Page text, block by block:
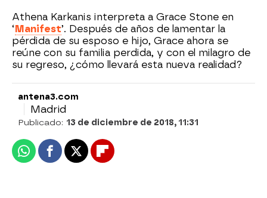
Athena Karkanis interpreta a Grace Stone en
‘Manifest’. Después de años de lamentar la
pérdida de su esposo e hijo, Grace ahora se
reúne con su familia perdida, y con el milagro de
su regreso, ¿cómo llevará esta nueva realidad?
antena3.com
Madrid
Publicado: 13 de diciembre de 2018, 11:31
WhatsappFacebook
X Flipboard